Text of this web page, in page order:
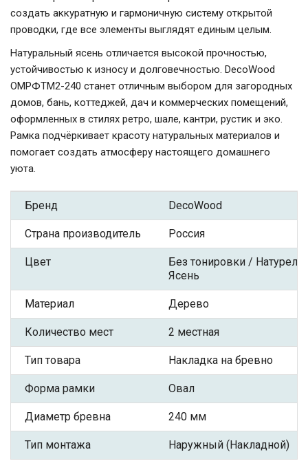
создать аккуратную и гармоничную систему открытой
проводки, где все элементы выглядят единым целым.
Натуральный ясень отличается высокой прочностью,
устойчивостью к износу и долговечностью. DecoWood
ОМРФТМ2-240 станет отличным выбором для загородных
домов, бань, коттеджей, дач и коммерческих помещений,
оформленных в стилях ретро, шале, кантри, рустик и эко.
Рамка подчёркивает красоту натуральных материалов и
помогает создать атмосферу настоящего домашнего
уюта.
Бренд DecoWood
Страна производитель Россия
Цвет
Без тонировки /
Ясень
Материал Дерево
Количество мест 2 местная
Тип товара Накладка на бревно
Форма рамки Овал
Диаметр бревна 240 мм
Тип монтажа Наружный (Накладной)